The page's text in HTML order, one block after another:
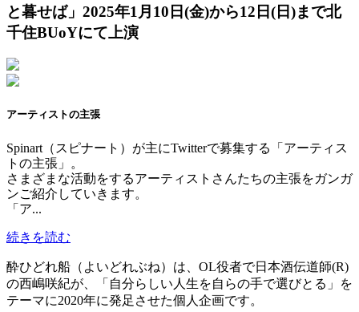
と暮せば」2025年1月10日(金)から12日(日)まで北
千住BUoYにて上演
アーティストの主張
Spinart（スピナート）が主にTwitterで募集する「アーティス
トの主張」。
さまざまな活動をするアーティストさんたちの主張をガンガ
ンご紹介していきます。
「ア...
続きを読む
酔ひどれ船（よいどれぶね）は、OL役者で日本酒伝道師(R)
の西嶋咲紀が、「自分らしい人生を自らの手で選びとる」を
テーマに2020年に発足させた個人企画です。